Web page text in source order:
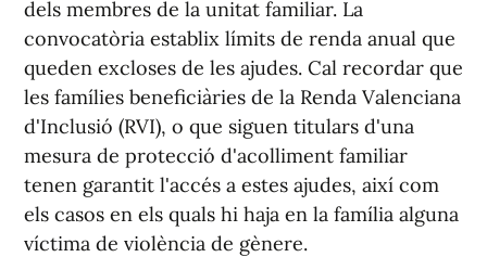
dels membres de la unitat familiar. La
convocatòria establix límits de renda anual que
queden excloses de les ajudes. Cal recordar que
les famílies beneficiàries de la Renda Valenciana
d'Inclusió (RVI), o que siguen titulars d'una
mesura de protecció d'acolliment familiar
tenen garantit l'accés a estes ajudes, així com
els casos en els quals hi haja en la família alguna
víctima de violència de gènere.